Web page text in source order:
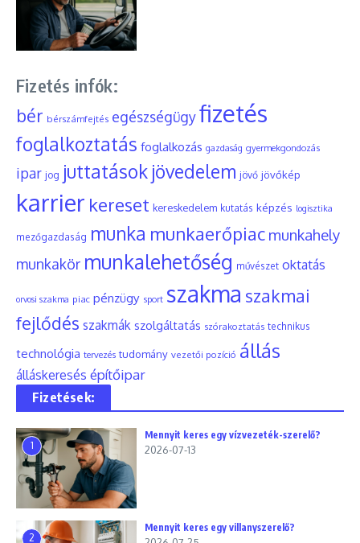
Fizetés infók:
bér bérszámfejtés egészségügyfizetés
foglalkoztatás foglalkozás gazdaság gyermekgondozás
ipar jog juttatások jövedelem jövő jövőkép
karrier kereset kereskedelem kutatás képzés logisztika
mezőgazdaság munka munkaerőpiac munkahely
munkakör munkalehetőség művészet oktatás
orvosi szakma piac pénzügy sport szakma szakmai
fejlődés szakmák szolgáltatás szórakoztatás technikus
technológia tervezés tudomány vezetői pozíció állás
álláskeresés építőipar
Fizetések:
1
Mennyit keres egy vízvezeték-szerelő?
2026-07-13
2
Mennyit keres egy villanyszerelő?